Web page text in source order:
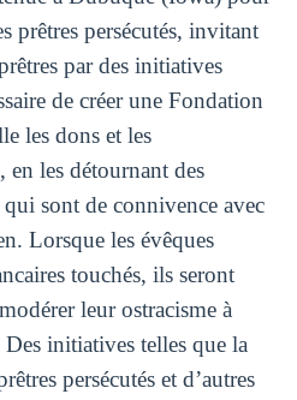
prêtres persécutés, invitant
par des initiatives
de créer une Fondation
les dons et les
les détournant des
qui sont de connivence avec
Lorsque les évêques
touchés, ils seront
leur ostracisme à
Des initiatives telles que la
persécutés et d’autres